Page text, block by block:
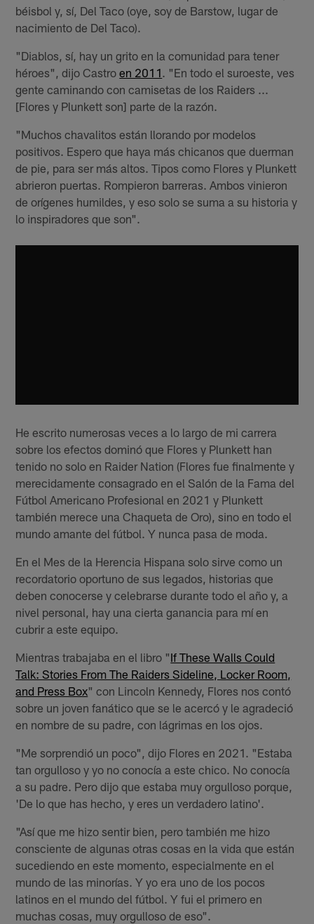
béisbol y, sí, Del Taco (oye, soy de Barstow, lugar de
nacimiento de Del Taco).
"Diablos, sí, hay un grito en la comunidad para tener
héroes", dijo Castroen 2011. "En todo el suroeste, ves
gente caminando con camisetas de los Raiders ...
[Flores y Plunkett son] parte de la razón.
"Muchos chavalitos están llorando por modelos
positivos. Espero que haya más chicanos que duerman
de pie, para ser más altos. Tipos como Flores y Plunkett
abrieron puertas. Rompieron barreras. Ambos vinieron
de orígenes humildes, y eso solo se suma a su historia y
lo inspiradores que son".
He escrito numerosas veces a lo largo de mi carrera
sobre los efectos dominó que Flores y Plunkett han
tenido no solo en Raider Nation (Flores fue finalmente y
merecidamente consagrado en el Salón de la Fama del
Fútbol Americano Profesional en 2021 y Plunkett
también merece una Chaqueta de Oro), sino en todo el
mundo amante del fútbol. Y nunca pasa de moda.
En el Mes de la Herencia Hispana solo sirve como un
recordatorio oportuno de sus legados, historias que
deben conocerse y celebrarse durante todo el año y, a
nivel personal, hay una cierta ganancia para mí en
cubrir a este equipo.
Mientras trabajaba en el libro "If These Walls Could
Talk: Stories From The Raiders Sideline, Locker Room,
and Press Box" con Lincoln Kennedy, Flores nos contó
sobre un joven fanático que se le acercó y le agradeció
en nombre de su padre, con lágrimas en los ojos.
"Me sorprendió un poco", dijo Flores en 2021. "Estaba
tan orgulloso y yo no conocía a este chico. No conocía
a su padre. Pero dijo que estaba muy orgulloso porque,
'De lo que has hecho, y eres un verdadero latino'.
"Así que me hizo sentir bien, pero también me hizo
consciente de algunas otras cosas en la vida que están
sucediendo en este momento, especialmente en el
mundo de las minorías. Y yo era uno de los pocos
latinos en el mundo del fútbol. Y fui el primero en
muchas cosas, muy orgulloso de eso".